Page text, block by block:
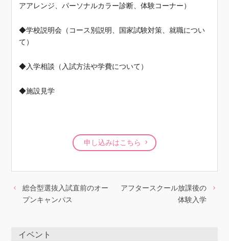
アアレンジ、パーソナルカラー診断、体験コーナー）
◆学校説明会（コース別説明、国家試験対策、就職につい
て）
◆入学相談（入試方法や学費について）
◆施設見学
申し込みはこちら
総合型選抜入試直前のオー
プンキャンパス
アフタースクール放課後の
体験入学
イベント